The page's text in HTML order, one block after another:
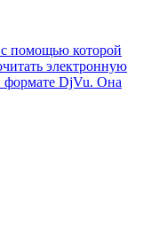
с помощью которой
электронную
формате DjVu. Она